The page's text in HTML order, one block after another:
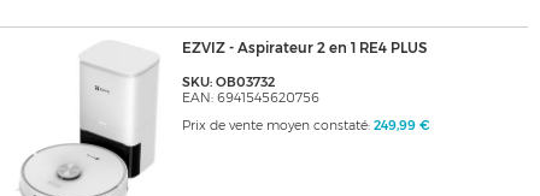
EZVIZ - Aspirateur 2 en 1 RE4 PLUS
SKU: OB03732
EAN: 6941545620756
Prix de vente moyen constaté: 249,99 €